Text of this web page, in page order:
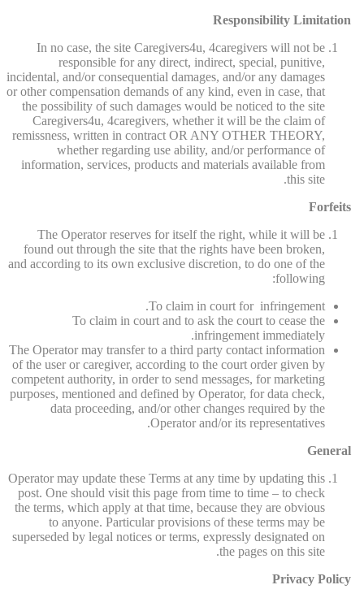
Responsibility Limitation
In no case, the site Caregivers4u, 4caregivers will not be
responsible for any direct, indirect, special, punitive,
incidental, and/or consequential damages, and/or any damages
or other compensation demands of any kind, even in case, that
the possibility of such damages would be noticed to the site
Caregivers4u, 4caregivers, whether it will be the claim of
remissness, written in contract OR ANY OTHER THEORY,
whether regarding use ability, and/or performance of
information, services, products and materials available from
this site.
Forfeits
The Operator reserves for itself the right, while it will be
found out through the site that the rights have been broken,
and according to its own exclusive discretion, to do one of the
following:
To claim in court for infringement.
To claim in court and to ask the court to cease the
infringement immediately.
The Operator may transfer to a third party contact information
of the user or caregiver, according to the court order given by
competent authority, in order to send messages, for marketing
purposes, mentioned and defined by Operator, for data check,
data proceeding, and/or other changes required by the
Operator and/or its representatives.
General
Operator may update these Terms at any time by updating this
post. One should visit this page from time to time – to check
the terms, which apply at that time, because they are obvious
to anyone. Particular provisions of these terms may be
superseded by legal notices or terms, expressly designated on
the pages on this site.
Privacy Policy